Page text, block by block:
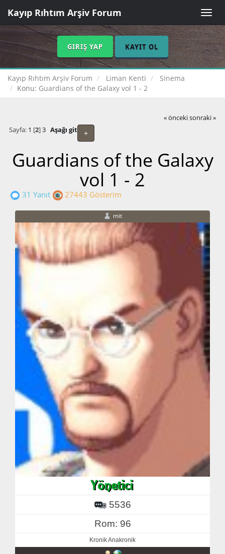
Toggle
Kayıp Rıhtım Arşiv Forum
GIRIŞ YAP KAYIT OL
Kayıp Rıhtım Arşiv Forum Liman Kenti
Sinema
Konu: Guardians of the Galaxy vol 1 - 2
« önceki sonraki »
+
Sayfa: 1 [2]3 Aşağı git
Guardians of the Galaxy
vol 1 - 2
31 Yanıt 27443 Gösterim
mit
5536
Rom: 96
Kronik Anakronik